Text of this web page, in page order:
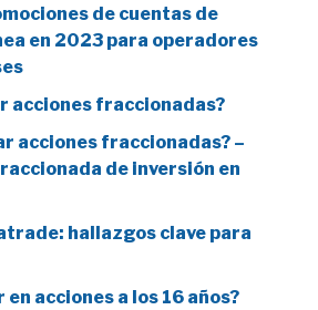
de cuentas de
en 2023 para operadores
acciones fraccionadas?
acciones fraccionadas? –
de inversión en
hallazgos clave para
acciones a los 16 años?